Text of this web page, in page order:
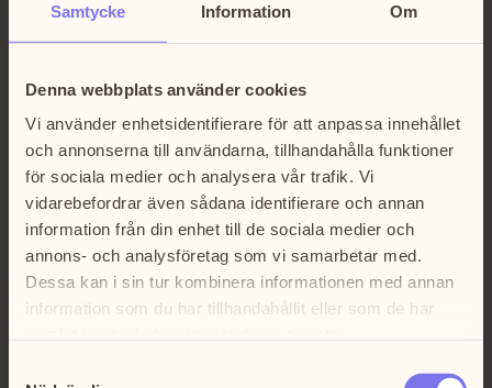
Samtycke Information Om
Denna webbplats använder cookies
Vi använder enhetsidentifierare för att anpassa innehållet
och annonserna till användarna, tillhandahålla funktioner
för sociala medier och analysera vår trafik. Vi
vidarebefordrar även sådana identifierare och annan
information från din enhet till de sociala medier och
annons- och analysföretag som vi samarbetar med.
Dessa kan i sin tur kombinera informationen med annan
information som du har tillhandahållit eller som de har